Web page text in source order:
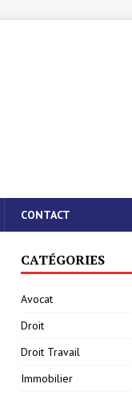
CONTACT
CATÉGORIES
Avocat
Droit
Droit Travail
Immobilier